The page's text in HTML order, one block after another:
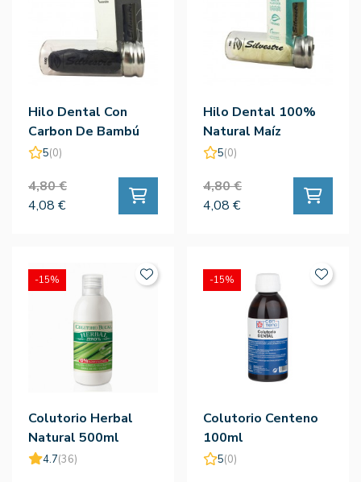
Hilo Dental Con
Carbon De Bambú
30metros -
5(0)
4,80 €
4,08 €
Hilo Dental 100%
Natural Maíz
30metros -
5(0)
4,80 €
4,08 €
Colutorio Herbal
Natural 500ml
4.7(36)
-15%
Colutorio Centeno
100ml
5(0)
-15%